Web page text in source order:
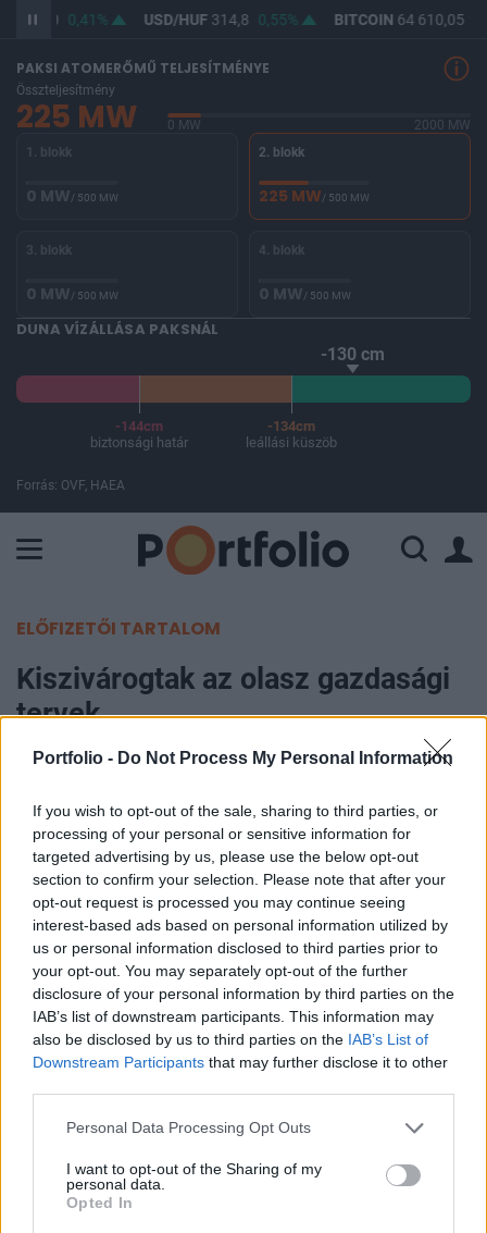
Portfolio - Do Not Process My Personal Information
If you wish to opt-out of the sale, sharing to third parties, or
processing of your personal or sensitive information for
targeted advertising by us, please use the below opt-out
section to confirm your selection. Please note that after your
opt-out request is processed you may continue seeing
interest-based ads based on personal information utilized by
us or personal information disclosed to third parties prior to
your opt-out. You may separately opt-out of the further
disclosure of your personal information by third parties on the
IAB’s list of downstream participants. This information may
also be disclosed by us to third parties on the IAB’s List of
Downstream Participants that may further disclose it to other
Personal Data Processing Opt Outs
I want to opt-out of the Sharing of my
personal data.
Opted In
363,20 0,41% USD/HUF314,8 0,55% BITCOIN64 610,05
PAKSI ATOMERŐMŰ TELJESÍTMÉNYE
Összteljesítmény
225 MW 0 MW
2000 MW
1. blokk
0 MW/ 500 MW
2. blokk
225 MW/ 500 MW
3. blokk
0 MW/ 500 MW
4. blokk
0 MW/ 500 MW
DUNA VÍZÁLLÁSA PAKSNÁL
-130 cm
-144cm
biztonsági határ
-134cm
leállási küszöb
Forrás: OVF, HAEA
ELŐFIZETŐI TARTALOM
Kiszivárogtak az olasz gazdasági
tervek
Portfolio
Olaszország arra számít, hogy a koronavírus által
sújtott gazdaság jövőre több mint 5% -kal
növekszik, miután 2020-ban 9%-os visszaesést
könyvel el - mondta két kormányzati forrás
vasárnap a Reuters hírügynökségnek. A
korményzati prognózis nem sokat változott április
óta: akkor 8%-os visszaesés után 4,7%-os jövő évi
korrekciót vártak.
Az új előrejelzéseket az államháztartásra vonatkozó
prognózissal együtt a jövő héten teszik közzé. Ezek jelölik
kell az Európai Bizottság elé terjeszteni. Az új előrejelzések,
amelyeket még véglegesíteni kell, változatlan